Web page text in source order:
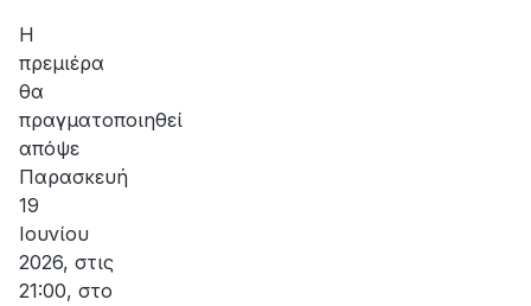
Η
πρεμιέρα
θα
πραγματοποιηθεί
απόψε
Παρασκευή
19
Ιουνίου
2026, στις
21:00, στο